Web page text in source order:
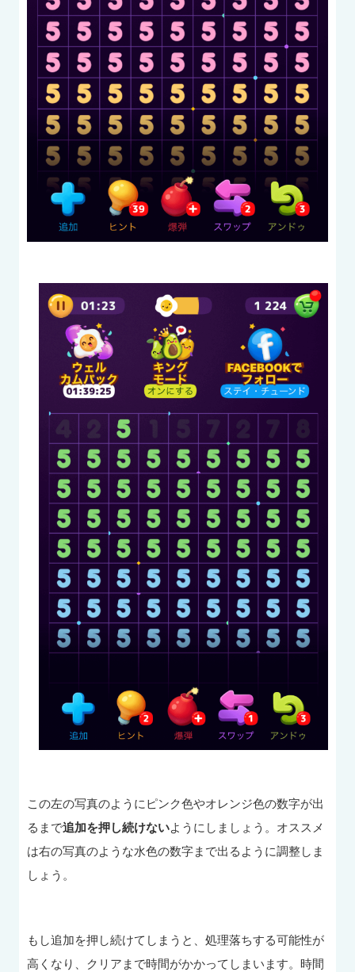
この左の写真のようにピンク色やオレンジ色の数字が出
るまで追加を押し続けないようにしましょう。オススメ
は右の写真のような水色の数字まで出るように調整しま
しょう。
もし追加を押し続けてしまうと、処理落ちする可能性が
高くなり、クリアまで時間がかかってしまいます。時間